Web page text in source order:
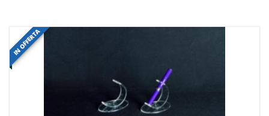
IN OFFERTA